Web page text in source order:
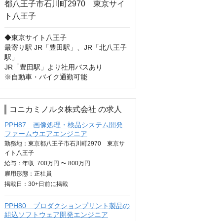
◆東京サイト八王子
最寄り駅 JR「豊田駅」、JR「北八王子
駅」
JR「豊田駅」より社用バスあり
※自動車・バイク通勤可能
コニカミノルタ株式会社 の求人
PPH87 画像処理・検品システム開発
ファームウエアエンジニア
勤務地：東京都八王子市石川町2970 東京サ
イト八王子
給与： 年収 700万円 〜 800万円
雇用形態：正社員
掲載日： 30+日 前に掲載
PPH80 プロダクションプリント製品の
組込ソフトウェア開発エンジニア